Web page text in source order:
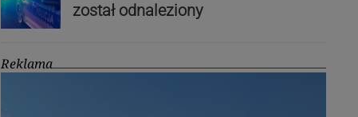
został odnaleziony
Reklama